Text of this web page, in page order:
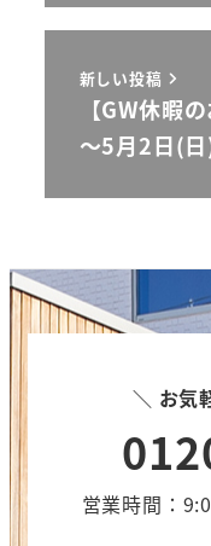
新しい投稿
【GW休暇
～5月2日(
＼ お気
営業時間：